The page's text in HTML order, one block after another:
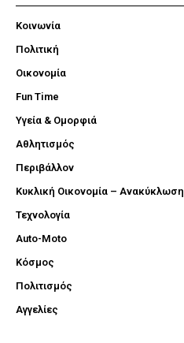
Κοινωνία
Πολιτική
Οικονομία
Fun Time
Υγεία & Ομορφιά
Αθλητισμός
Περιβάλλον
Κυκλική Οικονομία – Ανακύκλωση
Τεχνολογία
Auto-Moto
Κόσμος
Πολιτισμός
Αγγελίες